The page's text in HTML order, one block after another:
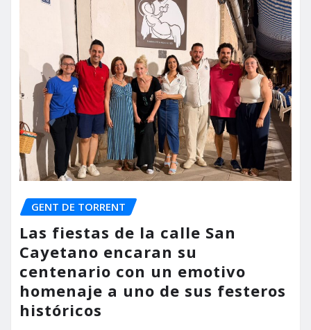
GENT DE TORRENT
Las fiestas de la calle San
Cayetano encaran su
centenario con un emotivo
homenaje a uno de sus festeros
históricos